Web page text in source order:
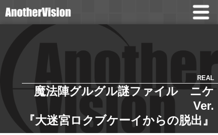
REAL
魔法陣グルグル謎ファイル ニケ
Ver.
『大迷宮ロクブケーイからの脱出』